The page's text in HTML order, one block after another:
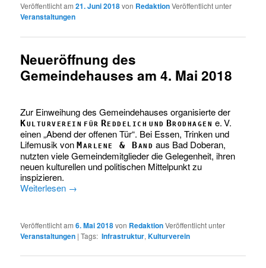
Veröffentlicht am21. Juni 2018von RedaktionVeröffentlicht unter
Veranstaltungen
Neueröffnung des
Gemeindehauses am 4. Mai 2018
Zur Einweihung des Gemeindehauses organisierte der
Kulturverein für Reddelich und Brodhagen e. V.
einen „Abend der offenen Tür“. Bei Essen, Trinken und
Lifemusik vonMarlene & Band aus Bad Doberan,
nutzten viele Gemeindemitglieder die Gelegenheit, ihren
neuen kulturellen und politischen Mittelpunkt zu
inspizieren.
Weiterlesen →
Veröffentlicht am6. Mai 2018von RedaktionVeröffentlicht unter
Veranstaltungen |Tags: Infrastruktur,Kulturverein